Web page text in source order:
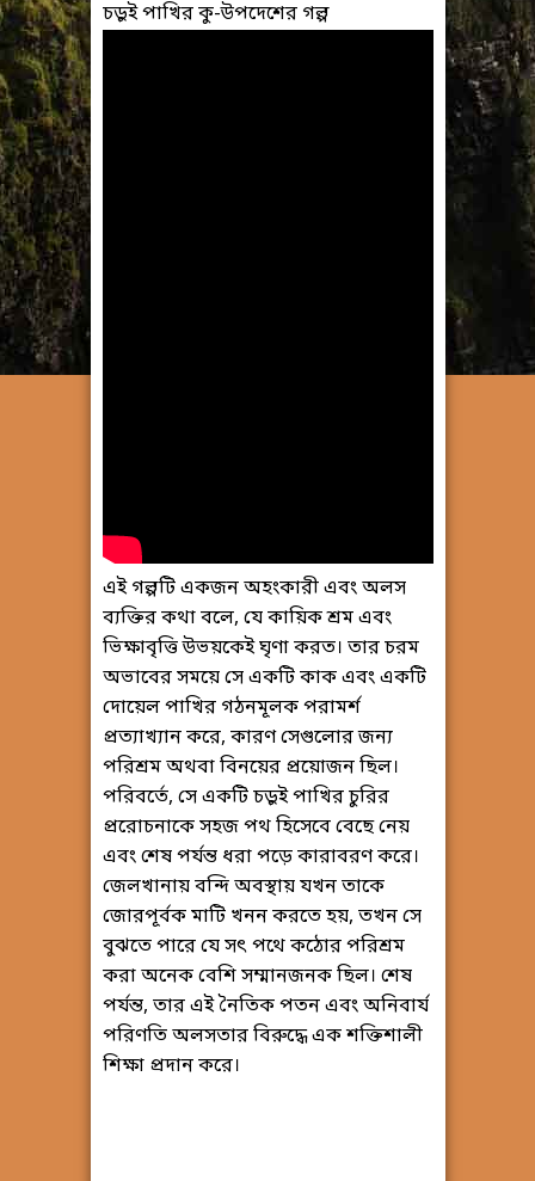
চড়ুই পাখির কু-উপদেশের গল্প
এই গল্পটি একজন অহংকারী এবং অলস
ব্যক্তির কথা বলে, যে কায়িক শ্রম এবং
ভিক্ষাবৃত্তি উভয়কেই ঘৃণা করত। তার চরম
অভাবের সময়ে সে একটি কাক এবং একটি
দোয়েল পাখির গঠনমূলক পরামর্শ
প্রত্যাখ্যান করে, কারণ সেগুলোর জন্য
পরিশ্রম অথবা বিনয়ের প্রয়োজন ছিল।
পরিবর্তে, সে একটি চড়ুই পাখির চুরির
প্ররোচনাকে সহজ পথ হিসেবে বেছে নেয়
এবং শেষ পর্যন্ত ধরা পড়ে কারাবরণ করে।
জেলখানায় বন্দি অবস্থায় যখন তাকে
জোরপূর্বক মাটি খনন করতে হয়, তখন সে
বুঝতে পারে যে সৎ পথে কঠোর পরিশ্রম
করা অনেক বেশি সম্মানজনক ছিল। শেষ
পর্যন্ত, তার এই নৈতিক পতন এবং অনিবার্য
পরিণতি অলসতার বিরুদ্ধে এক শক্তিশালী
শিক্ষা প্রদান করে।